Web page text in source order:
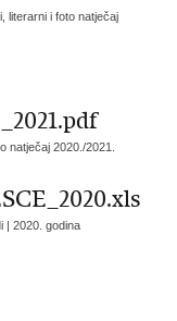
literarni i foto natječaj
natječaj 2020./2021.
|2020. godina